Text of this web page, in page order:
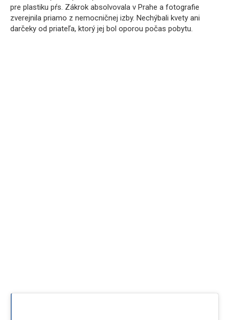
pre plastiku pŕs. Zákrok absolvovala v Prahe a fotografie
zverejnila priamo z nemocničnej izby. Nechýbali kvety ani
darčeky od priateľa, ktorý jej bol oporou počas pobytu.